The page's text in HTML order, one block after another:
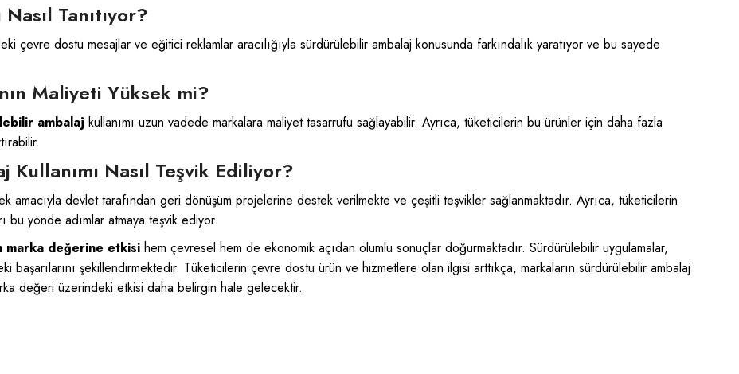
Tanıtıyor?
çevre dostu mesajlar ve eğitici reklamlar aracılığıyla sürdürülebilir ambalaj konusunda farkındalık yaratıyor ve bu sayede
Maliyeti Yüksek mi?
ambalaj kullanımı uzun vadede markalara maliyet tasarrufu sağlayabilir. Ayrıca, tüketicilerin bu ürünler için daha fazla
Nasıl Teşvik Ediliyor?
amacıyla devlet tarafından geri dönüşüm projelerine destek verilmekte ve çeşitli teşvikler sağlanmaktadır. Ayrıca, tüketicilerin
bu yönde adımlar atmaya teşvik ediyor.
marka değerine etkisi hem çevresel hem de ekonomik açıdan olumlu sonuçlar doğurmaktadır. Sürdürülebilir uygulamalar,
başarılarını şekillendirmektedir. Tüketicilerin çevre dostu ürün ve hizmetlere olan ilgisi arttıkça, markaların sürdürülebilir ambalaj
değeri üzerindeki etkisi daha belirgin hale gelecektir.